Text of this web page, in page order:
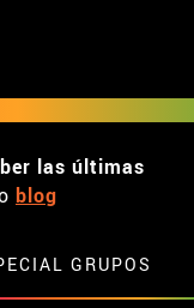
las últimas
blog
GRUPOS